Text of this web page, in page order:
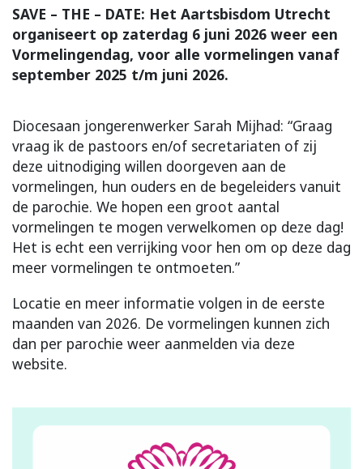
SAVE – THE – DATE: Het Aartsbisdom Utrecht
organiseert op zaterdag 6 juni 2026 weer een
Vormelingendag, voor alle vormelingen vanaf
september 2025 t/m juni 2026.
Diocesaan jongerenwerker Sarah Mijhad: “Graag
vraag ik de pastoors en/of secretariaten of zij
deze uitnodiging willen doorgeven aan de
vormelingen, hun ouders en de begeleiders vanuit
de parochie. We hopen een groot aantal
vormelingen te mogen verwelkomen op deze dag!
Het is echt een verrijking voor hen om op deze dag
meer vormelingen te ontmoeten.”
Locatie en meer informatie volgen in de eerste
maanden van 2026. De vormelingen kunnen zich
dan per parochie weer aanmelden via deze
website.